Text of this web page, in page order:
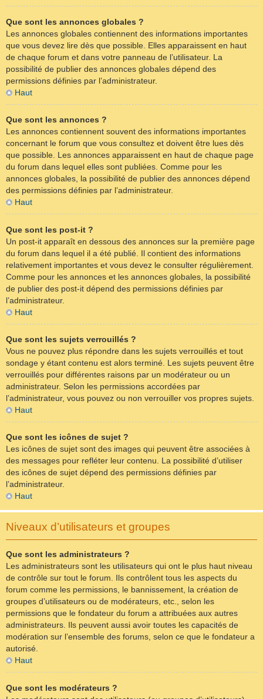
Que sont les annonces globales ?
Les annonces globales contiennent des informations importantes
que vous devez lire dès que possible. Elles apparaissent en haut
de chaque forum et dans votre panneau de l’utilisateur. La
possibilité de publier des annonces globales dépend des
permissions définies par l’administrateur.
Haut
Que sont les annonces ?
Les annonces contiennent souvent des informations importantes
concernant le forum que vous consultez et doivent être lues dès
que possible. Les annonces apparaissent en haut de chaque page
du forum dans lequel elles sont publiées. Comme pour les
annonces globales, la possibilité de publier des annonces dépend
des permissions définies par l’administrateur.
Haut
Que sont les post-it ?
Un post-it apparaît en dessous des annonces sur la première page
du forum dans lequel il a été publié. Il contient des informations
relativement importantes et vous devez le consulter régulièrement.
Comme pour les annonces et les annonces globales, la possibilité
de publier des post-it dépend des permissions définies par
l’administrateur.
Haut
Que sont les sujets verrouillés ?
Vous ne pouvez plus répondre dans les sujets verrouillés et tout
sondage y étant contenu est alors terminé. Les sujets peuvent être
verrouillés pour différentes raisons par un modérateur ou un
administrateur. Selon les permissions accordées par
l’administrateur, vous pouvez ou non verrouiller vos propres sujets.
Haut
Que sont les icônes de sujet ?
Les icônes de sujet sont des images qui peuvent être associées à
des messages pour refléter leur contenu. La possibilité d’utiliser
des icônes de sujet dépend des permissions définies par
l’administrateur.
Haut
Niveaux d’utilisateurs et groupes
Que sont les administrateurs ?
Les administrateurs sont les utilisateurs qui ont le plus haut niveau
de contrôle sur tout le forum. Ils contrôlent tous les aspects du
forum comme les permissions, le bannissement, la création de
groupes d’utilisateurs ou de modérateurs, etc., selon les
permissions que le fondateur du forum a attribuées aux autres
administrateurs. Ils peuvent aussi avoir toutes les capacités de
modération sur l’ensemble des forums, selon ce que le fondateur a
autorisé.
Haut
Que sont les modérateurs ?